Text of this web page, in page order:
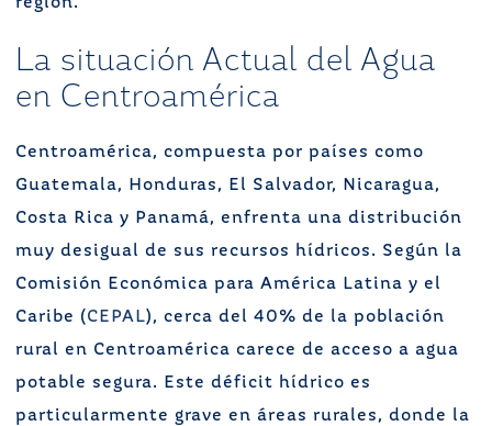
La situación Actual del Agua
en Centroamérica
Centroamérica, compuesta por países como
Guatemala, Honduras, El Salvador, Nicaragua,
Costa Rica y Panamá, enfrenta una distribución
muy desigual de sus recursos hídricos. Según la
Comisión Económica para América Latina y el
Caribe (CEPAL), cerca del 40% de la población
rural en Centroamérica carece de acceso a agua
potable segura. Este déficit hídrico es
particularmente grave en áreas rurales, donde la